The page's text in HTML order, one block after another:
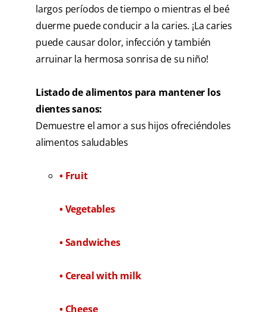
largos períodos de tiempo o mientras el beé
duerme puede conducir a la caries. ¡La caries
puede causar dolor, infección y también
arruinar la hermosa sonrisa de su niño!
Listado de alimentos para mantener los
dientes sanos:
Demuestre el amor a sus hijos ofreciéndoles
alimentos saludables
• Fruit
• Vegetables
• Sandwiches
• Cereal with milk
• Cheese